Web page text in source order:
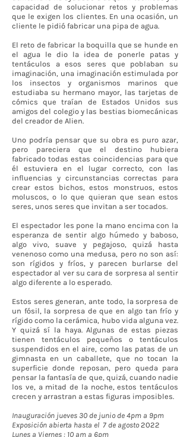
capacidad de solucionar retos y problemas
que le exigen los clientes. En una ocasión, un
cliente le pidió fabricar una pipa de agua.
El reto de fabricar la boquilla que se hunde en
el agua le dio la idea de ponerle patas y
tentáculos a esos seres que poblaban su
imaginación, una imaginación estimulada por
los insectos y organismos marinos que
estudiaba su hermano mayor, las tarjetas de
cómics que traían de Estados Unidos sus
amigos del colegio y las bestias biomecánicas
del creador de Alien.
Uno podría pensar que su obra es puro azar,
pero pareciera que el destino hubiera
fabricado todas estas coincidencias para que
él estuviera en el lugar correcto, con las
influencias y circunstancias correctas para
crear estos bichos, estos monstruos, estos
moluscos, o lo que quieran que sean estos
seres, unos seres que invitan a ser tocados.
El espectador les pone la mano encima con la
esperanza de sentir algo húmedo y baboso,
algo vivo, suave y pegajoso, quizá hasta
venenoso como una medusa, pero no son así:
son rígidos y fríos, y parecen burlarse del
espectador al ver su cara de sorpresa al sentir
algo diferente a lo esperado.
Estos seres generan, ante todo, la sorpresa de
un fósil, la sorpresa de que en algo tan frío y
rígido como la cerámica, hubo vida alguna vez.
Y quizá sí la haya. Algunas de estas piezas
tienen tentáculos pequeños o tentáculos
suspendidos en el aire, como las patas de un
gimnasta en un caballete, que no tocan la
superficie donde reposan, pero queda para
pensar la fantasía de que, quizá, cuando nadie
los ve, a mitad de la noche, estos tentáculos
crecen y arrastran a estas figuras imposibles.
Inauguración jueves 30 de junio de 4pm a 9pm
Exposición abierta hasta el 7 de agosto2022
Lunes a Viernes : 10 am a 6pm